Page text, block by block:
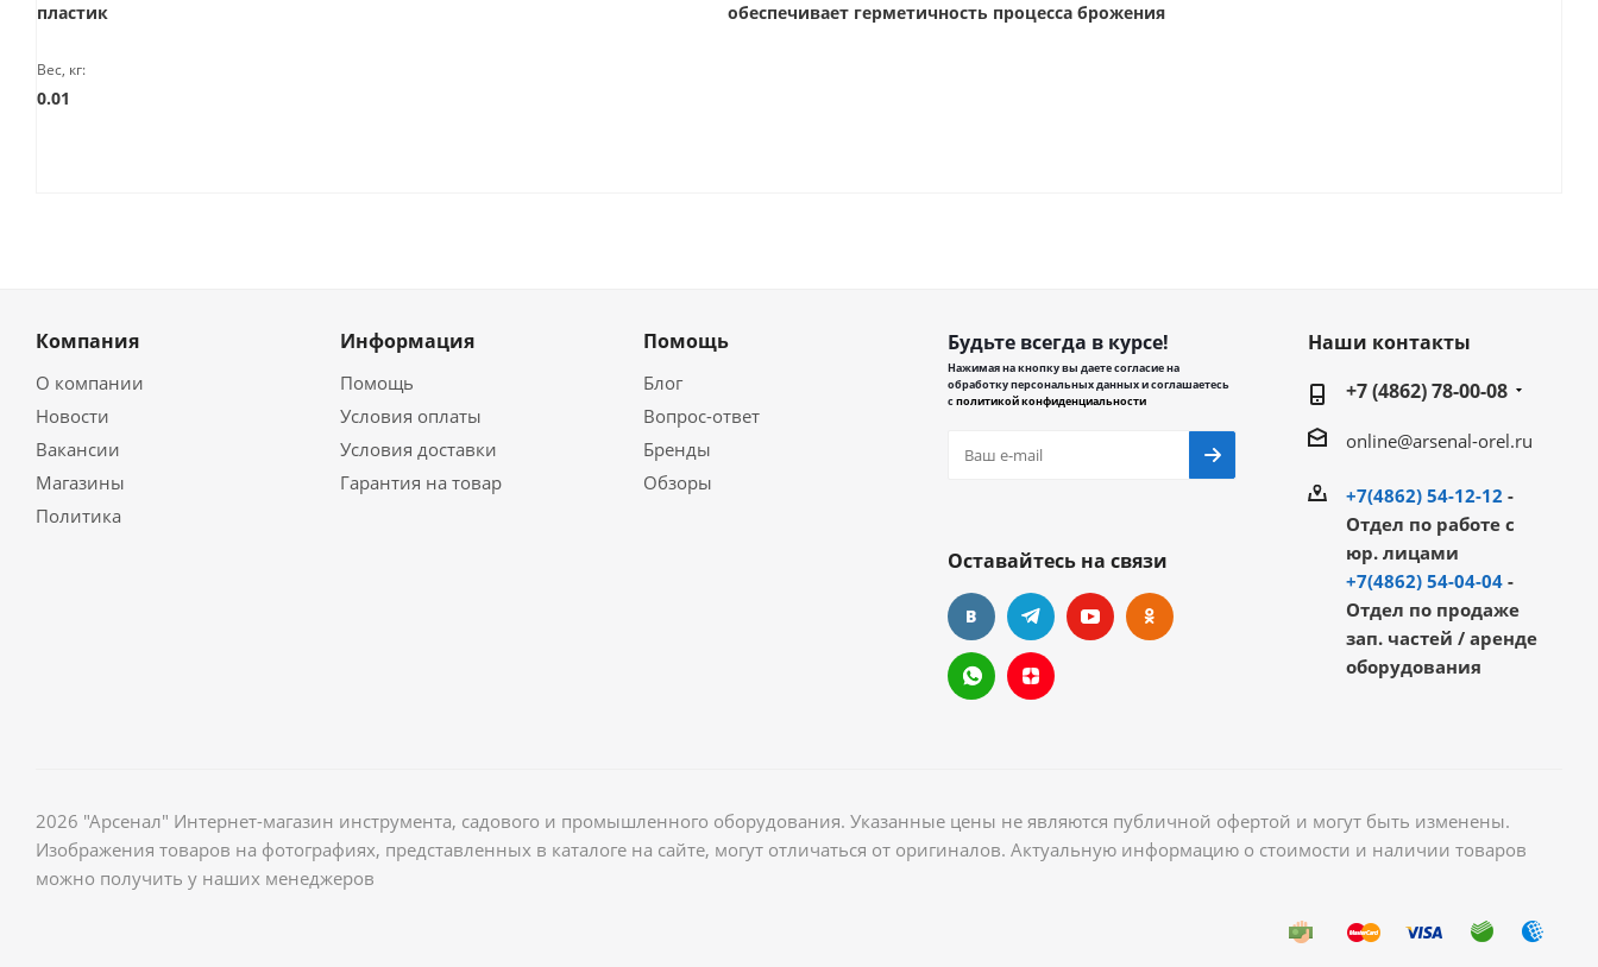
пластик обеспечивает герметичность процесса брожения
Вес, кг:
0.01
Компания
О компании
Новости
Вакансии
Магазины
Политика
Информация
Помощь
Условия оплаты
Условия доставки
Гарантия на товар
Помощь
Блог
Вопрос-ответ
Бренды
Обзоры
Будьте всегда в курсе!
Нажимая на кнопку вы даете согласие на
обработку персональных данных и соглашаетесь
сполитикой конфиденциальности
Оставайтесь на связи
Наши контакты
+7 (4862) 78-00-08
online@arsenal-orel.ru
+7(4862) 54-12-12 -
Отдел по работе с
юр. лицами
+7(4862) 54-04-04-
Отдел по продаже
зап. частей / аренде
оборудования
2026 "Арсенал" Интернет-магазин инструмента, садового и промышленного оборудования. Указанные цены не являются публичной офертой и могут быть изменены.
Изображения товаров на фотографиях, представленных в каталоге на сайте, могут отличаться от оригиналов. Актуальную информацию о стоимости и наличии товаров
можно получить у наших менеджеров